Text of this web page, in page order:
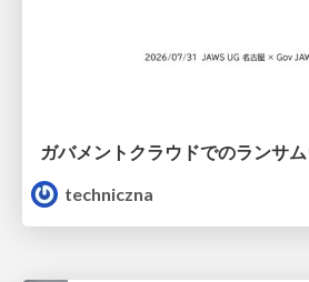
ガバメントクラウドでのランサ
techniczna